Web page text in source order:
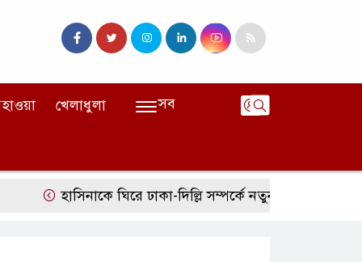
খেলাধুলা সব
হাসিনাকে ঘিরে ঢাকা-দিল্লি সম্পর্কে নতুন টানাপোড়েন